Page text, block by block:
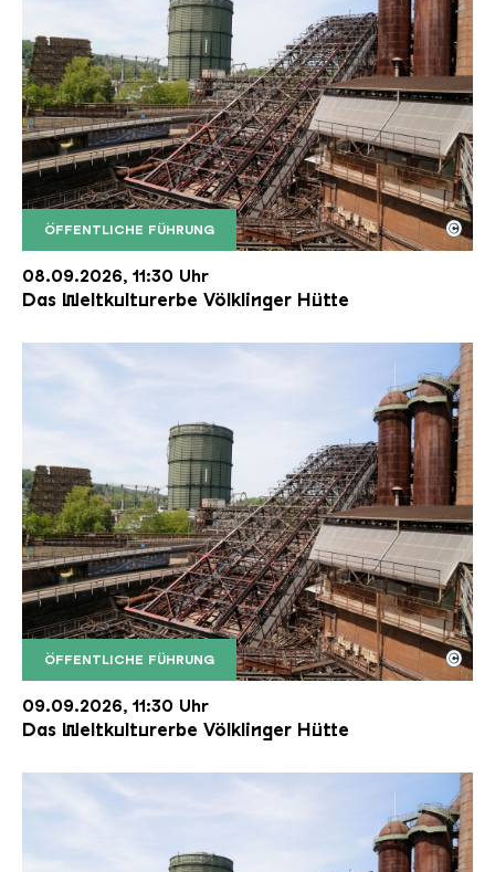
ÖFFENTLICHE FÜHRUNG
Der Erzschrägaufzug der Völklinger Hütte mit
Copyright: Weltkulturerbe Völklinger Hütte | Karl
©
08.09.2026, 11:30 Uhr
Das Weltkulturerbe Völklinger Hütte
ÖFFENTLICHE FÜHRUNG
Der Erzschrägaufzug der Völklinger Hütte mit
Copyright: Weltkulturerbe Völklinger Hütte | Karl
©
09.09.2026, 11:30 Uhr
Das Weltkulturerbe Völklinger Hütte